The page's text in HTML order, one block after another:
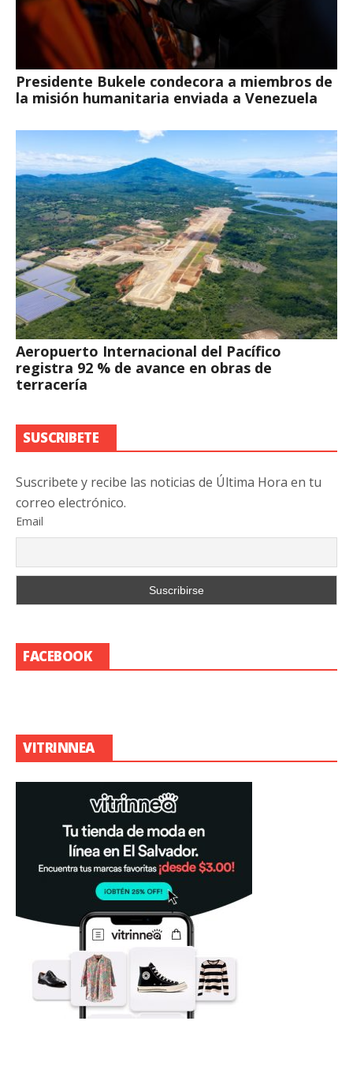
Presidente Bukele condecora a miembros de
la misión humanitaria enviada a Venezuela
Aeropuerto Internacional del Pacífico
registra 92 % de avance en obras de
terracería
SUSCRIBETE
Suscribete y recibe las noticias de Última Hora en tu
correo electrónico.
Email
FACEBOOK
VITRINNEA